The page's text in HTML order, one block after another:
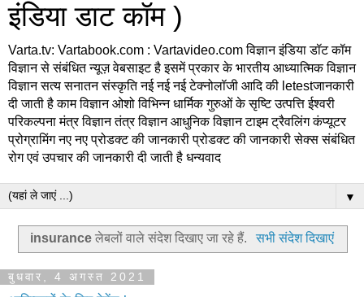
इंडिया डाट कॉम )
Varta.tv: Vartabook.com : Vartavideo.com विज्ञान इंडिया डॉट कॉम
विज्ञान से संबंधित न्यूज़ वेबसाइट है इसमें प्रकार के भारतीय आध्यात्मिक विज्ञान
विज्ञान सत्य सनातन संस्कृति नई नई नई टेक्नोलॉजी आदि की letestजानकारी
दी जाती है काम विज्ञान ओशो विभिन्न धार्मिक गुरुओं के सृष्टि उत्पत्ति ईश्वरी
परिकल्पना मंत्र विज्ञान तंत्र विज्ञान आधुनिक विज्ञान टाइम ट्रैवलिंग कंप्यूटर
प्रोग्रामिंग नए नए प्रोडक्ट की जानकारी प्रोडक्ट की जानकारी सेक्स संबंधित
रोग एवं उपचार की जानकारी दी जाती है धन्यवाद
▼
insurance लेबलों वाले संदेश दिखाए जा रहे हैं. सभी संदेश दिखाएं
बुधवार, 4 अगस्त 2021